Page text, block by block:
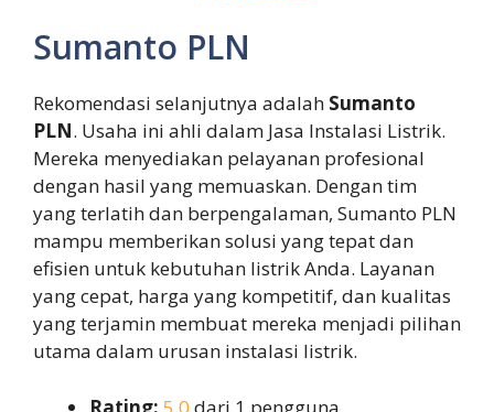
Sumanto PLN
Rekomendasi selanjutnya adalah Sumanto
PLN. Usaha ini ahli dalam Jasa Instalasi Listrik.
Mereka menyediakan pelayanan profesional
dengan hasil yang memuaskan. Dengan tim
yang terlatih dan berpengalaman, Sumanto PLN
mampu memberikan solusi yang tepat dan
efisien untuk kebutuhan listrik Anda. Layanan
yang cepat, harga yang kompetitif, dan kualitas
yang terjamin membuat mereka menjadi pilihan
utama dalam urusan instalasi listrik.
Rating: 5,0 dari 1 pengguna